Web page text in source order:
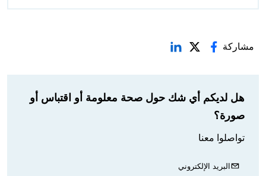
مشاركة
هل لديكم أي شك حول صحة معلومة أو اقتباس أو
صورة؟
تواصلوا معنا
البريد الإلكتروني